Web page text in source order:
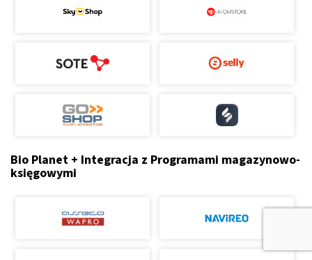
Bio Planet + Integracja z Programami magazynowo-
księgowymi